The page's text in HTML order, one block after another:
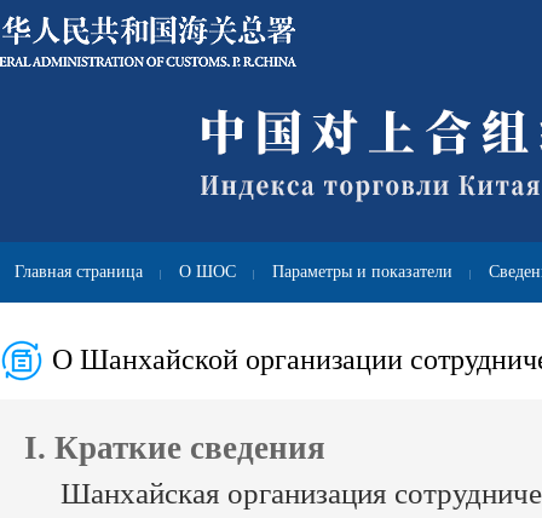
Главная страница О ШОС Параметры и показатели
О Шанхайской организации
I. Краткие сведения
Шанхайская организация